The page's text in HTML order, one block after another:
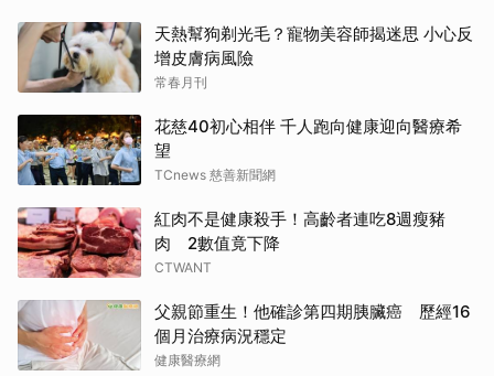
天熱幫狗剃光毛？寵物美容師揭迷思 小心反
增皮膚病風險
常春月刊
花慈40初心相伴 千人跑向健康迎向醫療希
望
TCnews 慈善新聞網
紅肉不是健康殺手！高齡者連吃8週瘦豬
肉 2數值竟下降
CTWANT
父親節重生！他確診第四期胰臟癌 歷經16
個月治療病況穩定
健康醫療網